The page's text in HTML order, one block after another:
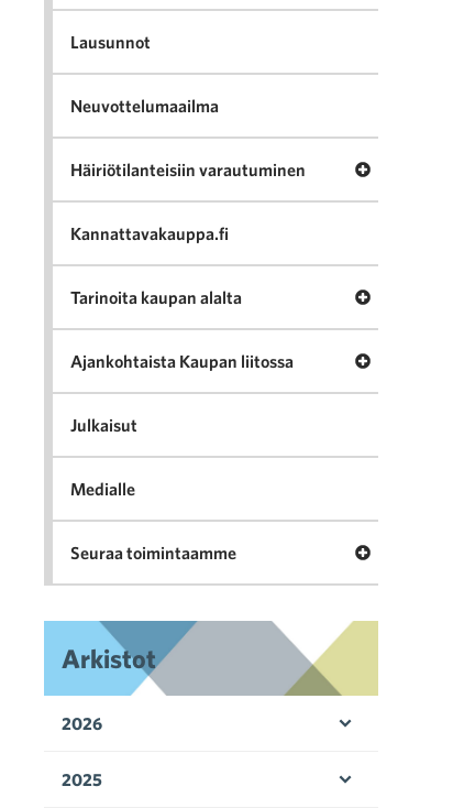
Lausunnot
Neuvottelumaailma
Häiriötilanteisiin varautuminen Avaa valikko
Kannattavakauppa.fi
Tarinoita kaupan alalta Avaa valikko
Ajankohtaista Kaupan liitossa Avaa valikko
Julkaisut
Medialle
Seuraa toimintaamme Avaa valikko
Arkistot
2026
2025